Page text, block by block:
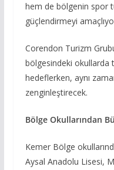
hem de bölgenin spor
güçlendirmeyi
Corendon Turizm
bölgesindeki okullarda
hedeflerken, aynı
zenginleştirecek.
Bölge Okullarından
Kemer Bölge
Aysal Anadolu Lisesi,